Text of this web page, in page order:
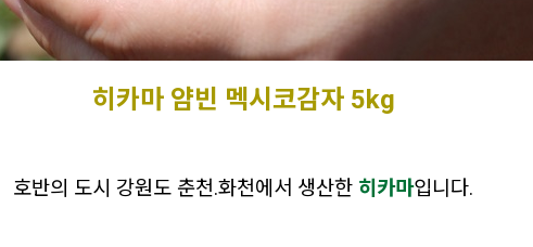
히카마 얌빈 멕시코감자 5kg
호반의 도시 강원도 춘천.화천에서 생산한 히카마입니다.